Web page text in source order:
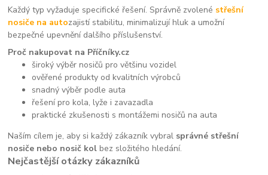
Každý typ vyžaduje specifické řešení. Správně zvolené střešní
nosiče na autozajistí stabilitu, minimalizují hluk a umožní
bezpečné upevnění dalšího příslušenství.
Proč nakupovat na Příčníky.cz
široký výběr nosičů pro většinu vozidel
ověřené produkty od kvalitních výrobců
snadný výběr podle auta
řešení pro kola, lyže i zavazadla
praktické zkušenosti s montážemi nosičů na auta
Naším cílem je, aby si každý zákazník vybral správné střešní
nosiče nebo nosič kol bez složitého hledání.
Nejčastější otázky zákazníků